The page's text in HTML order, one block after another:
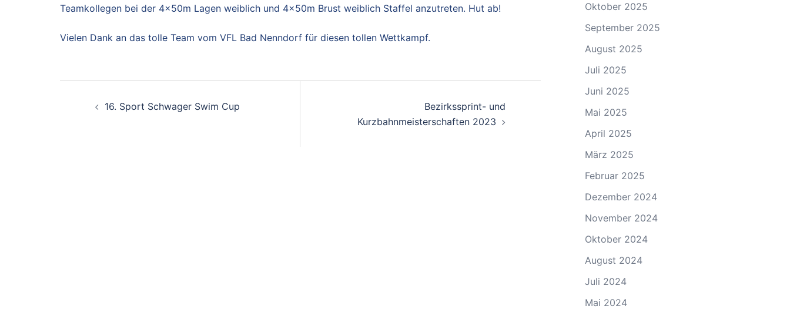
Teamkollegen bei der 4x50m Lagen weiblich und 4x50m Brust weiblich Staffel anzutreten. Hut ab!
Vielen Dank an das tolle Team vom VFL Bad Nenndorf für diesen tollen Wettkampf.
16. Sport Schwager Swim Cup
Bezirkssprint- und
Kurzbahnmeisterschaften 2023
Oktober 2025
September 2025
August 2025
Juli 2025
Juni 2025
Mai 2025
April 2025
März 2025
Februar 2025
Dezember 2024
November 2024
Oktober 2024
August 2024
Juli 2024
Mai 2024